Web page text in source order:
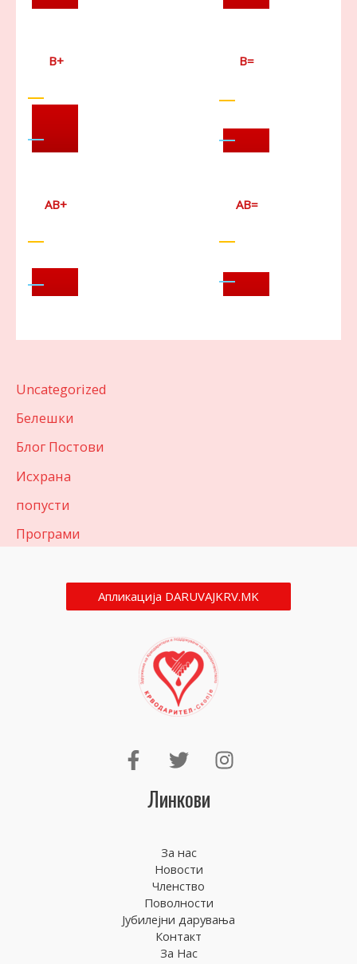
B+ B=
AB+ AB=
Uncategorized
Белешки
Блог Постови
Исхрана
попусти
Програми
Апликација DARUVAJKRV.MK
Линкови
За нас
Новости
Членство
Поволности
Јубилејни дарувања
Контакт
За Нас